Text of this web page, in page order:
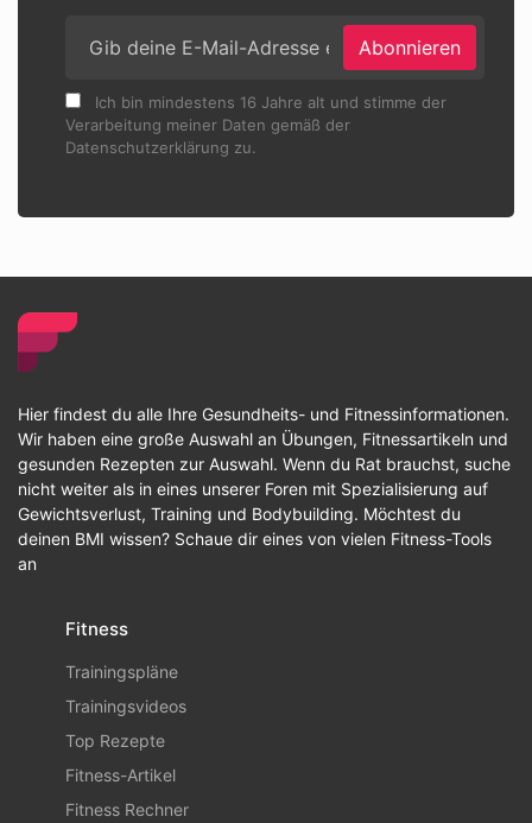
Abonnieren
Ich bin mindestens 16 Jahre alt und stimme der
Verarbeitung meiner Daten gemäß der
Datenschutzerklärung zu.
Hier findest du alle Ihre Gesundheits- und Fitnessinformationen.
Wir haben eine große Auswahl an Übungen, Fitnessartikeln und
gesunden Rezepten zur Auswahl. Wenn du Rat brauchst, suche
nicht weiter als in eines unserer Foren mit Spezialisierung auf
Gewichtsverlust, Training und Bodybuilding. Möchtest du
deinen BMI wissen? Schaue dir eines von vielen Fitness-Tools
an
Fitness
Trainingspläne
Trainingsvideos
Top Rezepte
Fitness-Artikel
Fitness Rechner